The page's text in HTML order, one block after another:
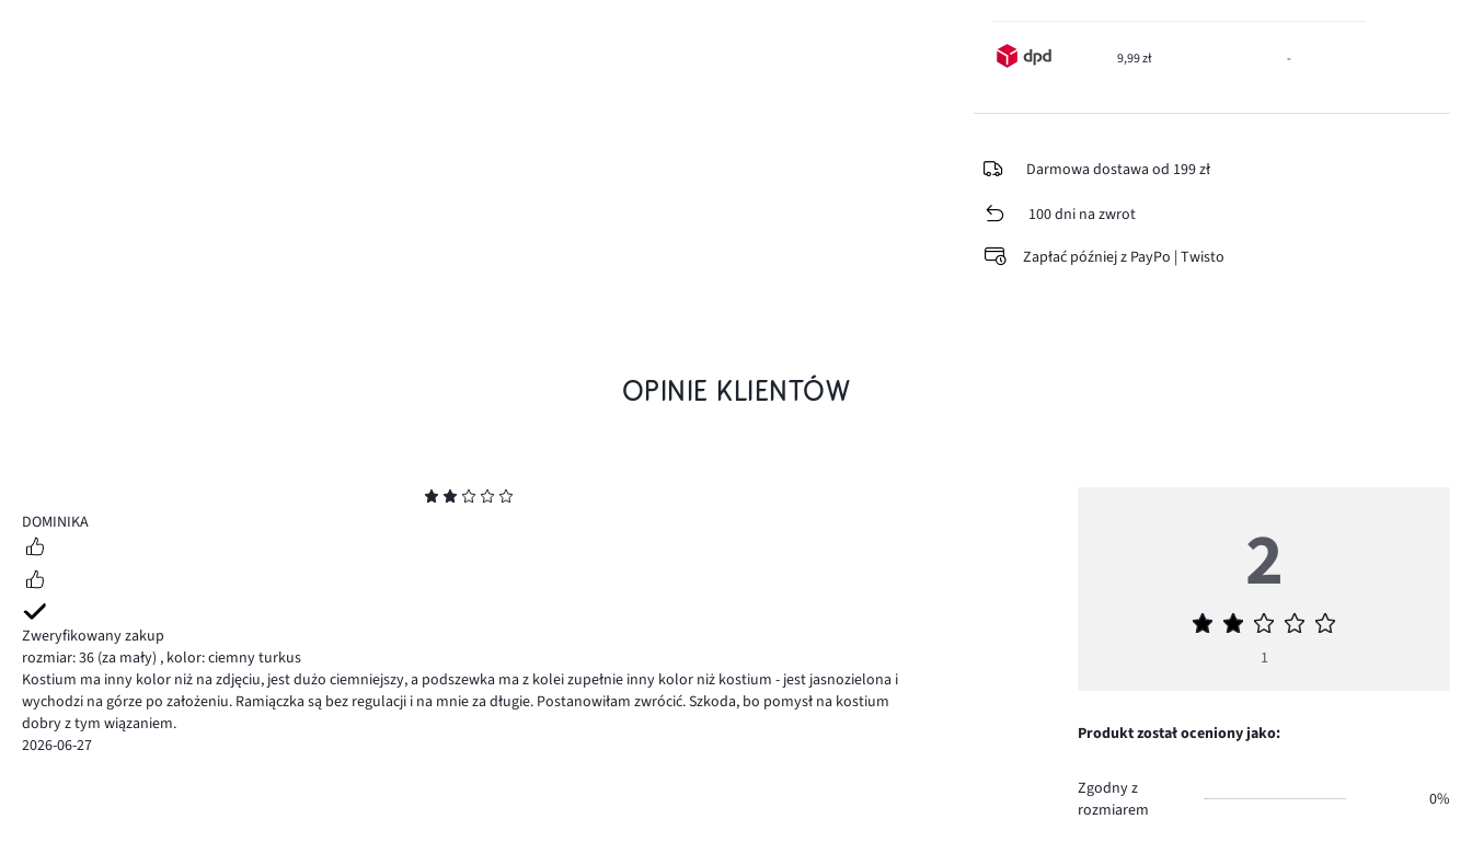
9,99 zł -
Darmowa dostawa od 199 zł
100 dni na zwrot
Zapłać później z PayPo | Twisto
OPINIE KLIENTÓW
2
DOMINIKA
Zweryfikowany zakup
rozmiar: 36 (za mały) , kolor: ciemny turkus
Kostium ma inny kolor niż na zdjęciu, jest dużo ciemniejszy, a podszewka ma z kolei zupełnie inny kolor niż kostium - jest jasnozielona i
wychodzi na górze po założeniu. Ramiączka są bez regulacji i na mnie za długie. Postanowiłam zwrócić. Szkoda, bo pomysł na kostium
dobry z tym wiązaniem.
2026-06-27
2
Średnia
2
1
Produkt został oceniony jako:
Zgodny z
rozmiarem
0%